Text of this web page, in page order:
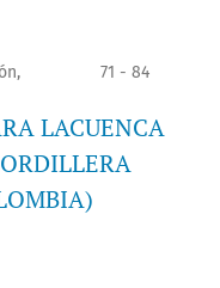
71 - 84
LACUENCA